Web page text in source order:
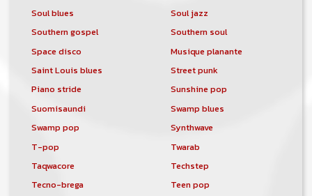
Soul blues
Soul jazz
Southern gospel
Southern soul
Space disco
Musique planante
Saint Louis blues
Street punk
Piano stride
Sunshine pop
Suomisaundi
Swamp blues
Swamp pop
Synthwave
T-pop
Twarab
Taqwacore
Techstep
Tecno-brega
Teen pop